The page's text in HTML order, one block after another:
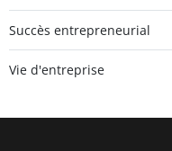
Succès entrepreneurial
Vie d'entreprise